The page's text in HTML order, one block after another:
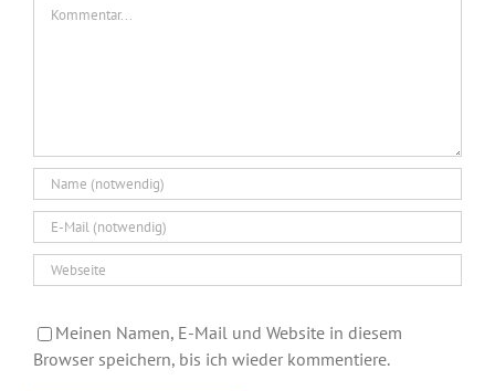
Meinen Namen, E-Mail und Website in diesem
Browser speichern, bis ich wieder kommentiere.